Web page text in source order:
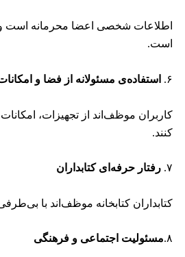
اطلاعات شخصی اعضا محرمانه است و
است.
۶. استفاده‌ی مسئولانه از فضا و
کاربران موظف‌اند از تجهیزات،
کنند.
۷. رفتار حرفه‌ای کتابداران
کتابداران کتابخانه موظف‌اند با
۸. مسئولیت اجتماعی و فرهنگی